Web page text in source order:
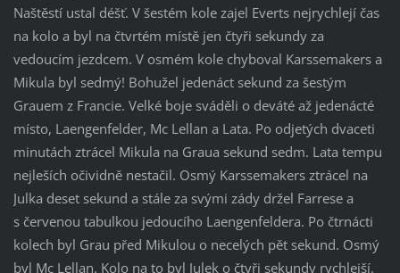
Naštěstí ustal déšť. V šestém kole zajel Everts nejrychlejí čas
na kolo a byl na čtvrtém místě jen čtyři sekundy za
vedoucím jezdcem. V osmém kole chyboval Karssemakers a
Mikula byl sedmý! Bohužel jedenáct sekund za šestým
Grauem z Francie. Velké boje sváděli o deváté až jedenácté
místo, Laengenfelder, Mc Lellan a Lata. Po odjetých dvaceti
minutách ztrácel Mikula na Graua sekund sedm. Lata tempu
nejleších očividně nestačil. Osmý Karssemakers ztrácel na
Julka deset sekund a stále za svými zády držel Farrese a
s červenou tabulkou jedoucího Laengenfeldera. Po čtrnácti
kolech byl Grau před Mikulou o necelých pět sekund. Osmý
byl Mc Lellan. Kolo na to byl Julek o čtyři sekundy rychlejší.